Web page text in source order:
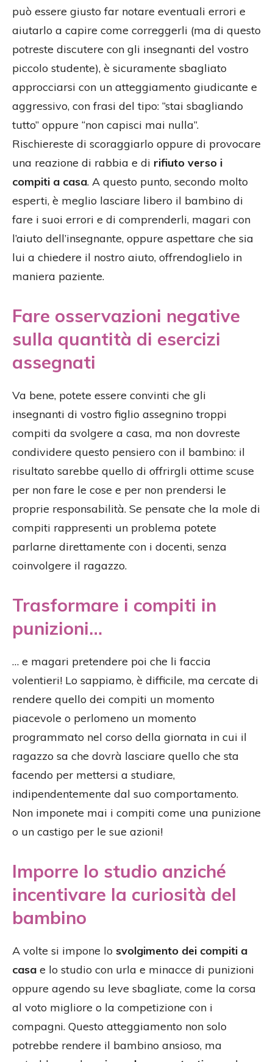
può essere giusto far notare eventuali errori e
aiutarlo a capire come correggerli (ma di questo
potreste discutere con gli insegnanti del vostro
piccolo studente), è sicuramente sbagliato
approcciarsi con un atteggiamento giudicante e
aggressivo, con frasi del tipo: “stai sbagliando
tutto” oppure “non capisci mai nulla”.
Rischiereste di scoraggiarlo oppure di provocare
una reazione di rabbia e di rifiuto verso i
compiti a casa. A questo punto, secondo molto
esperti, è meglio lasciare libero il bambino di
fare i suoi errori e di comprenderli, magari con
l’aiuto dell’insegnante, oppure aspettare che sia
lui a chiedere il nostro aiuto, offrendoglielo in
maniera paziente.
Fare osservazioni negative
sulla quantità di esercizi
assegnati
Va bene, potete essere convinti che gli
insegnanti di vostro figlio assegnino troppi
compiti da svolgere a casa, ma non dovreste
condividere questo pensiero con il bambino: il
risultato sarebbe quello di offrirgli ottime scuse
per non fare le cose e per non prendersi le
proprie responsabilità. Se pensate che la mole di
compiti rappresenti un problema potete
parlarne direttamente con i docenti, senza
coinvolgere il ragazzo.
Trasformare i compiti in
punizioni…
… e magari pretendere poi che li faccia
volentieri! Lo sappiamo, è difficile, ma cercate di
rendere quello dei compiti un momento
piacevole o perlomeno un momento
programmato nel corso della giornata in cui il
ragazzo sa che dovrà lasciare quello che sta
facendo per mettersi a studiare,
indipendentemente dal suo comportamento.
Non imponete mai i compiti come una punizione
o un castigo per le sue azioni!
Imporre lo studio anziché
incentivare la curiosità del
bambino
A volte si impone lo svolgimento dei compiti a
casa e lo studio con urla e minacce di punizioni
oppure agendo su leve sbagliate, come la corsa
al voto migliore o la competizione con i
compagni. Questo atteggiamento non solo
potrebbe rendere il bambino ansioso, ma